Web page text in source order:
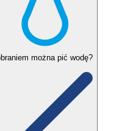
można pić wodę?